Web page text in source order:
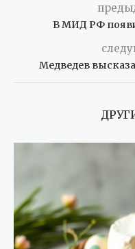
В МИД РФ
Медведев